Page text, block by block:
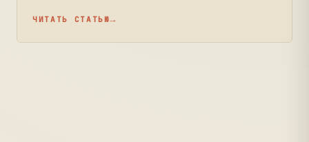
ЧИТАТЬ СТАТЬЮ